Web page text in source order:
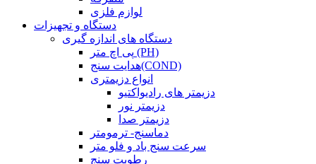
لوازم فلزی
دستگاه و تجهیزات
دستگاه های اندازه گیری
پی اچ متر (PH)
هدایت سنج(COND)
انواع دزیمتری
دزیمتر های رادیواکتیو
دزیمتر نور
دزیمتر صدا
دماسنج- ترمومتر
سرعت سنج باد و فلو متر
رطوبت سنج